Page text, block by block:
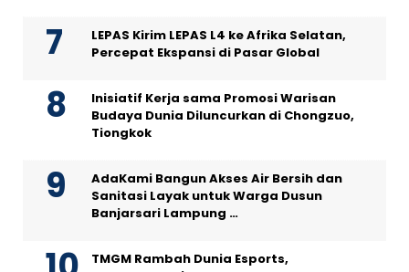
LEPAS Kirim LEPAS L4 ke Afrika Selatan,
Percepat Ekspansi di Pasar Global
Inisiatif Kerja sama Promosi Warisan
Budaya Dunia Diluncurkan di Chongzuo,
Tiongkok
AdaKami Bangun Akses Air Bersih dan
Sanitasi Layak untuk Warga Dusun
Banjarsari Lampung …
TMGM Rambah Dunia Esports,